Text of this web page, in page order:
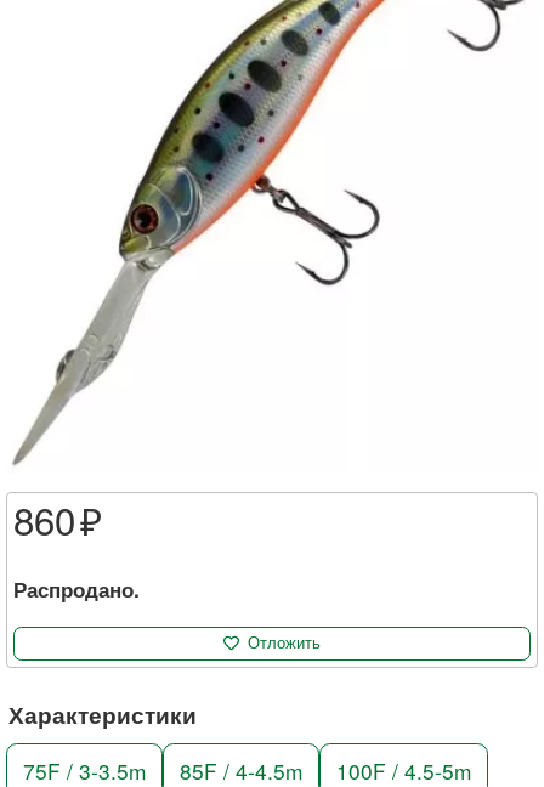
Характеристики
75F / 3-3.5m 85F / 4-4.5m
100F / 4.5-5m
860
Распродано.
Отложить